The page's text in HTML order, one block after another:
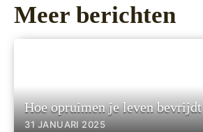
Meer berichten
Hoe opruimen je leven bevrijdt
31 JANUARI 2025